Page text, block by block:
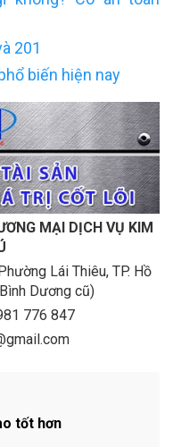
201
biến hiện nay
MẠI DỊCH VỤ KIM
Lái Thiêu, TP. Hồ
Dương cũ)
776 847
tốt hơn